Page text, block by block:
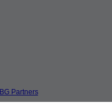
BG Partners